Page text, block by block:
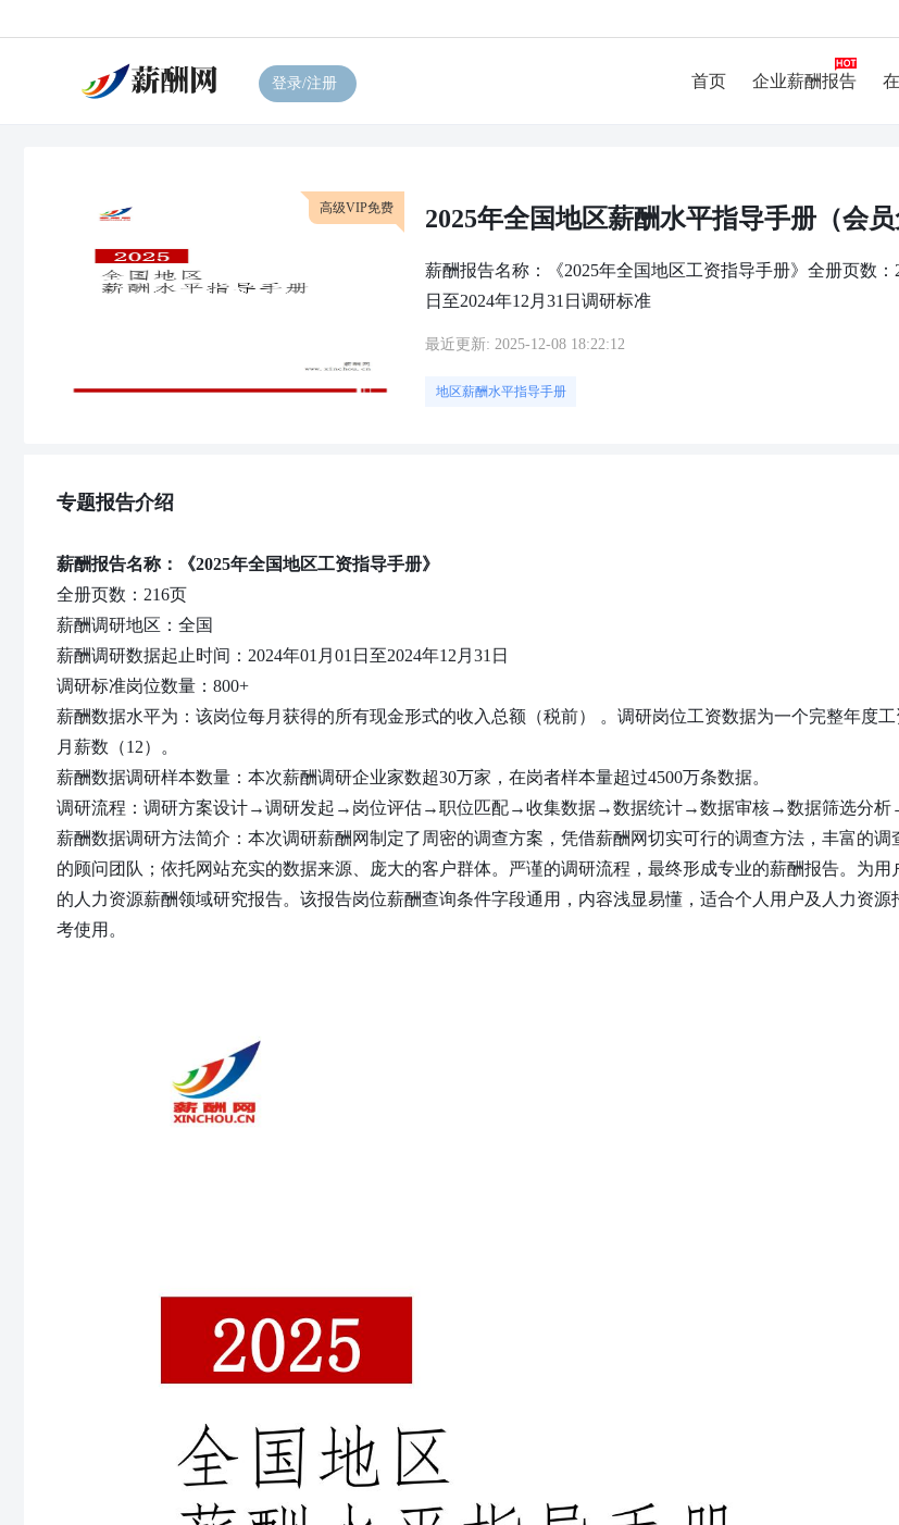
登录/注册 首页 企业薪酬报告
高级VIP免费 2025年全国地区薪酬水平指导手册（会员
薪酬报告名称：《2025年全国地区工资指导手册》全册页数
日至2024年12月31日调研标准
最近更新: 2025-12-08 18:22:12
地区薪酬水平指导手册
专题报告介绍
薪酬报告名称： 《2025年全国地区工资指导手册》
全册页数： 216页
薪酬调研地区：全国
薪酬调研数据起止时间：2024年01月01日至2024年12月31日
调研标准岗位数量： 800+
薪酬数据水平为：该岗位每月获得的所有现金形式的收入总额（税前） 。调研岗位工资数据为一个完整年度工
月薪数（12）。
薪酬数据调研样本数量：本次薪酬调研企业家数超30万家，在岗者样本量超过4500万条数据。
调研流程：调研方案设计→调研发起→岗位评估→职位匹配→收集数据→数据统计→数据审核→数据筛选分析
薪酬数据调研方法简介：本次调研薪酬网制定了周密的调查方案，凭借薪酬网切实可行的调查方法，丰富的调
的顾问团队；依托网站充实的数据来源、庞大的客户群体。严谨的调研流程，最终形成专业的薪酬报告。为用
的人力资源薪酬领域研究报告。该报告岗位薪酬查询条件字段通用，内容浅显易懂，适合个人用户及人力资源
考使用。